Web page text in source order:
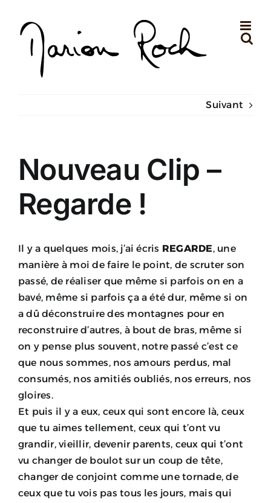
contenu
Suivant
Nouveau Clip –
Regarde !
Il y a quelques mois, j’ai écris REGARDE, une
manière à moi de faire le point, de scruter son
passé, de réaliser que même si parfois on en a
bavé, même si parfois ça a été dur, même si on
a dû déconstruire des montagnes pour en
reconstruire d’autres, à bout de bras, même si
on y pense plus souvent, notre passé c’est ce
que nous sommes, nos amours perdus, mal
consumés, nos amitiés oubliés, nos erreurs, nos
gloires.
Et puis il y a eux, ceux qui sont encore là, ceux
que tu aimes tellement, ceux qui t’ont vu
grandir, vieillir, devenir parents, ceux qui t’ont
vu changer de boulot sur un coup de tête,
changer de conjoint comme une tornade, de
ceux que tu vois pas tous les jours, mais qui